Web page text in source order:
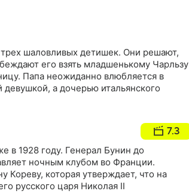
шаловливых детишек. Они решают,
его взять младшенькому Чарльзу
Папа неожиданно влюбляется в
девушкой, а дочерью итальянского
7.3
в 1928 году. Генерал Бунин до
ночным клубом во Франции.
которая утверждает, что на
русского царя Николая II